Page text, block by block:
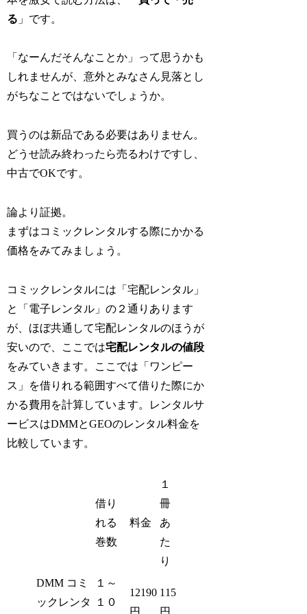
る 」です。
「なーんだそんなことか」って思うかも
しれませんが、意外とみなさん見落とし
がちなことではないでしょうか。
買うのは新品である必要はありません。
どうせ読み終わったら売るわけですし、
中古でOKです。
論より証拠。
まずはコミックレンタルする際にかかる
価格をみてみましょう。
コミックレンタルには「宅配レンタル」
と「電子レンタル」の２通りあります
が、ほぼ共通して宅配レンタルのほうが
安いので、ここでは宅配レンタルの値段
をみていきます。ここでは「ワンピー
ス」を借りれる範囲すべて借りた際にか
かる費用を計算しています。レンタルサ
ービスはDMMとGEOのレンタル料金を
比較しています。
借り
れる
巻数
料金
１
冊
あ
た
り
DMM コミ
ックレンタ
１～
１０
12190
円
115
円